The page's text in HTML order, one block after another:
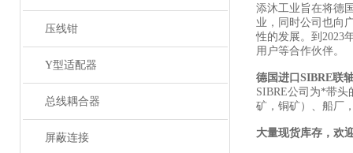
压线钳
Y型适配器
总线耦合器
屏蔽连接
添沐工业旨在将德
业，同时公司也向
性的发展。到2023
用户等合作伙伴。
德国进口SIBRE联
SIBRE公司为*带
矿，铜矿）、船厂
大量现货库存，欢